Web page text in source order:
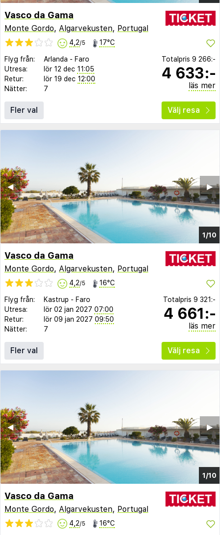
Vasco da Gama
Monte Gordo, Algarvekusten, Portugal
4,2/5 17°C
Flyg från: Arlanda - Faro
Utresa:
lör 12 dec 11:05
Retur:
lör 19 dec 12:00
Nätter:
7
Totalpris 9 266:-
4 633:-
läs mer
Fler val Välj resa
1/10
▶︎
◀︎
Vasco da Gama
Monte Gordo, Algarvekusten, Portugal
4,2/5 16°C
Flyg från: Kastrup - Faro
Utresa:
lör 02 jan 2027 07:00
Retur:
lör 09 jan 2027 09:50
Nätter:
7
Totalpris 9 321:-
4 661:-
läs mer
Fler val Välj resa
1/10
▶︎
◀︎
Vasco da Gama
Monte Gordo, Algarvekusten, Portugal
4,2/5 16°C